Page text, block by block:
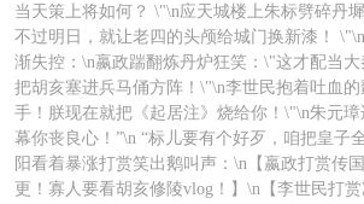
当天策上将如何？ \"\n应天城楼上朱标劈碎丹
不过明日，就让老四的头颅给城门换新漆！
渐失控：\n嬴政踹翻炼丹炉狂笑：\"这才配当大
把胡亥塞进兵马俑方阵！\"\n李世民抱着吐血
手！朕现在就把《起居注》烧给你！\"\n朱元
幕你丧良心！”\n “标儿要有个好歹，咱把皇子
阳看着暴涨打赏笑出鹅叫声：\n【嬴政打赏传
更！寡人要看胡亥修陵vlog！】\n【李世民打